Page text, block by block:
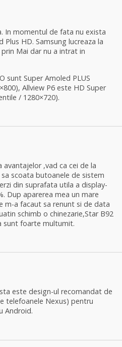
In momentul de fata nu exista
Plus HD. Samsung lucreaza la
Mai dar nu a intrat in
sunt Super Amoled PLUS
Allview P6 este HD Super
/ 1280×720).
avantajelor ,vad ca cei de la
scoata butoanele de sistem
din suprafata utila a display-
Dup aparerea mea un mare
m-a facaut sa renunt si de data
schimb o chinezarie,Star B92
sunt foarte multumit.
este design-ul recomandat de
telefoanele Nexus) pentru
Android.